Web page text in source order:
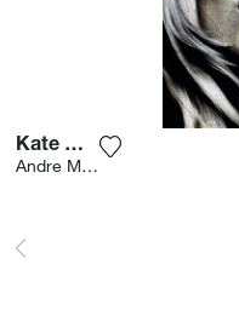
Kate Moss
Andre Monet